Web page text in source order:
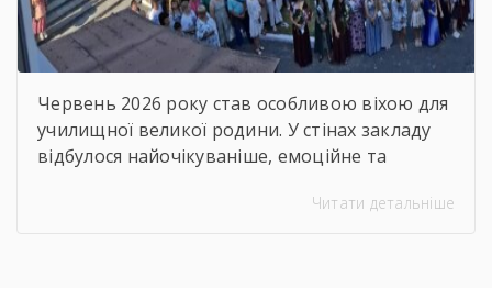
Червень 2026 року став особливою віхою для
училищної великої родини. У стінах закладу
відбулося найочікуваніше, емоційне та
Цього дня ми офіційно провели у доросле
Читати детальніше